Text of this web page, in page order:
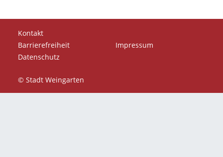
Kontakt
Barrierefreiheit
Impressum
Datenschutz
© Stadt Weingarten